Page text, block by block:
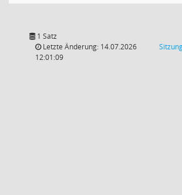
1 Satz
Letzte Änderung: 14.07.2026
12:01:09